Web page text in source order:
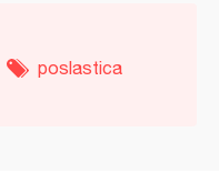
poslastica